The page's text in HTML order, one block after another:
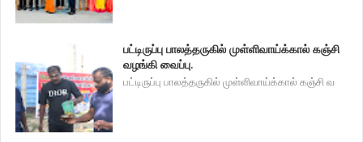
பட்டிருப்பு பாலத்தருகில் முள்ளிவாய்க்கால் கஞ்சி
வழங்கி வைப்பு.
பட்டிருப்பு பாலத்தருகில் முள்ளிவாய்க்கால் கஞ்சி வ